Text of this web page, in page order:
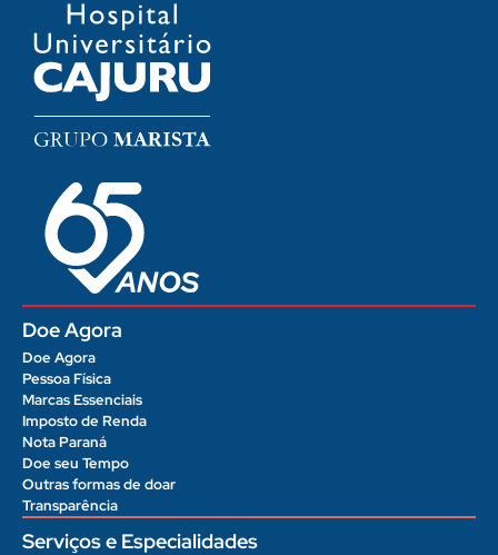
Doe Agora
Doe Agora
Pessoa Física
Marcas Essenciais
Imposto de Renda
Nota Paraná
Doe seu Tempo
Outras formas de doar
Transparência
Serviços e Especialidades